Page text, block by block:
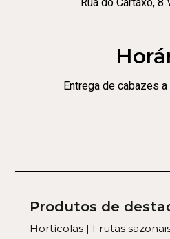
Entrega de cabazes
Produtos de
Hortícolas | Frutas